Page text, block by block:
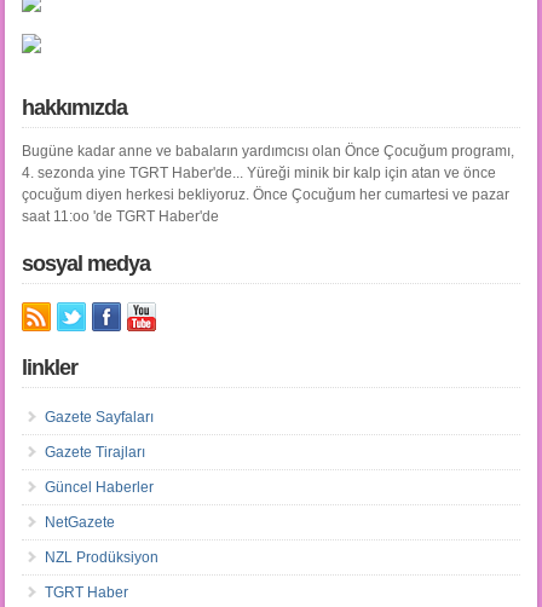
hakkımızda
Bugüne kadar anne ve babaların yardımcısı olan Önce Çocuğum programı,
4. sezonda yine TGRT Haber'de... Yüreği minik bir kalp için atan ve önce
çocuğum diyen herkesi bekliyoruz. Önce Çocuğum her cumartesi ve pazar
saat 11:oo 'de TGRT Haber'de
sosyal medya
linkler
Gazete Sayfaları
Gazete Tirajları
Güncel Haberler
NetGazete
NZL Prodüksiyon
TGRT Haber